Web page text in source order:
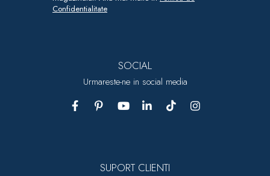
Confidentialitate
SOCIAL
Urmareste-ne in social media
SUPORT CLIENTI